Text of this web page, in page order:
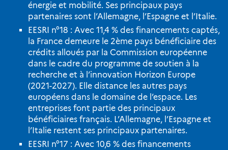
énergie et mobilité. Ses principaux pays
partenaires sont l’Allemagne, l’Espagne et l’Italie.
EESRI n°18 : Avec 11,4 % des financements captés,
la France demeure le 2ème pays bénéficiaire des
crédits alloués par la Commission européenne
dans le cadre du programme de soutien à la
recherche et à l’innovation Horizon Europe
(2021-2027). Elle distance les autres pays
européens dans le domaine de l’espace. Les
entreprises font partie des principaux
bénéficiaires français. L’Allemagne, l’Espagne et
l’Italie restent ses principaux partenaires.
EESRI n°17 : Avec 10,6 % des financements